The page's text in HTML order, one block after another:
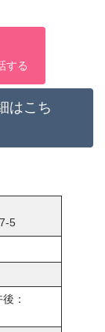
する
はこち
5
：